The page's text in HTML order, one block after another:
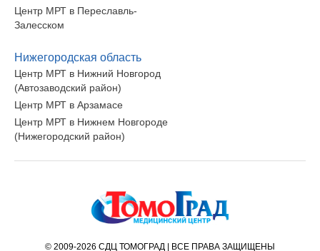
Центр МРТ в Переславль-
Залесском
Нижегородская область
Центр МРТ в Нижний Новгород
(Автозаводский район)
Центр МРТ в Арзамасе
Центр МРТ в Нижнем Новгороде
(Нижегородский район)
© 2009-2026 СДЦ ТОМОГРАД | ВСЕ ПРАВА ЗАЩИЩЕНЫ